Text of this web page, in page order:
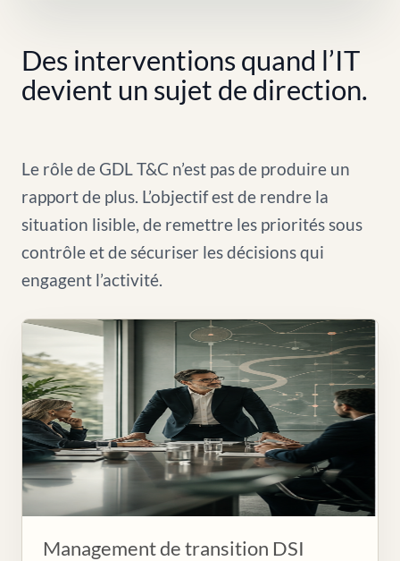
Des interventions quand l’IT
devient un sujet de direction.
Le rôle de GDL T&C n’est pas de produire un
rapport de plus. L’objectif est de rendre la
situation lisible, de remettre les priorités sous
contrôle et de sécuriser les décisions qui
engagent l’activité.
Management de transition DSI